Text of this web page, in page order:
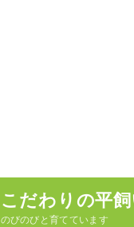
こだわりの平
のびのびと育てています